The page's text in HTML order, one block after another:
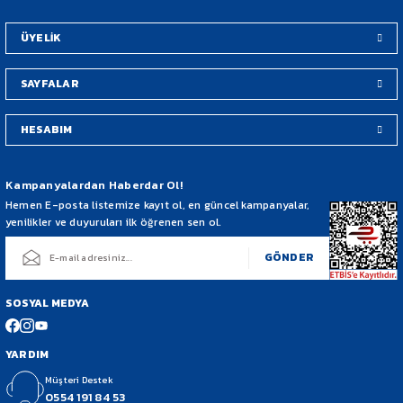
Bu ürüne benzer farklı alternatifler olmalı.
ÜYELİK
SAYFALAR
HESABIM
Kampanyalardan Haberdar Ol!
Hemen E-posta listemize kayıt ol, en güncel kampanyalar,
yenilikler ve duyuruları ilk öğrenen sen ol.
GÖNDER
SOSYAL MEDYA
YARDIM
Müşteri Destek
0554 191 84 53